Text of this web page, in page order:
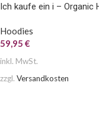
Ich kaufe ein i – Organic
Hoodies
59,95 €
inkl. MwSt.
zzgl. Versandkosten